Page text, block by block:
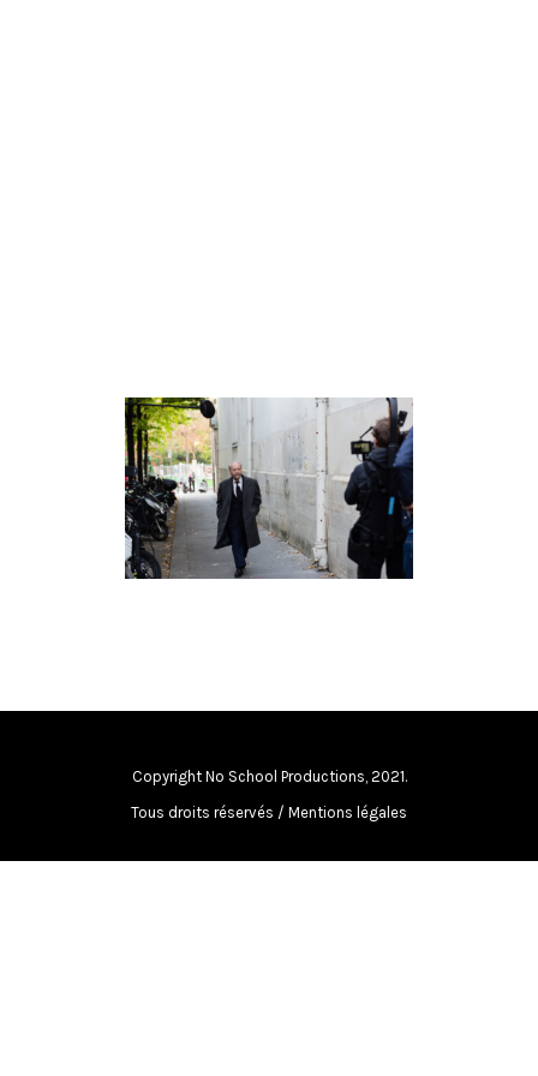
LE MALHEUR
DES AUTRES
fiction
Copyright No School Productions, 2021.
Tous droits réservés / Mentions légales